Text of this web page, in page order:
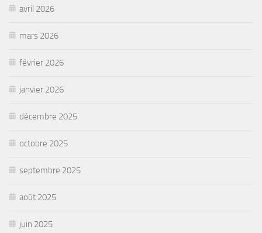
avril 2026
mars 2026
février 2026
janvier 2026
décembre 2025
octobre 2025
septembre 2025
août 2025
juin 2025